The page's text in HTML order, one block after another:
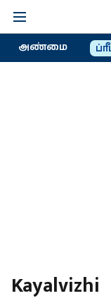
அண்மை
Kayalvizhi